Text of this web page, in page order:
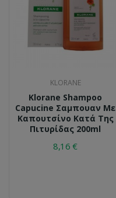
KLORANE
Klorane Shampoo
Capucine Σαμπουαν Με
Καπουτσίνο Κατά Της
Πιτυρίδας 200ml
8,16 €